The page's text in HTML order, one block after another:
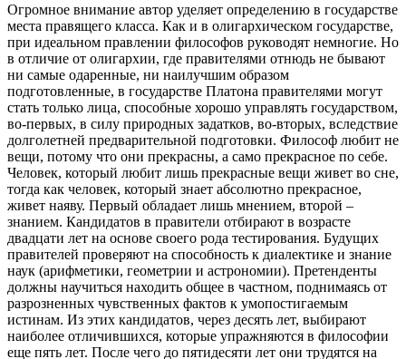
Огромное внимание автор уделяет определению в государстве
места правящего класса. Как и в олигархическом государстве,
при идеальном правлении философов руководят немногие. Но
в отличие от олигархии, где правителями отнюдь не бывают
ни самые одаренные, ни наилучшим образом
подготовленные, в государстве Платона правителями могут
стать только лица, способные хорошо управлять государством,
во-первых, в силу природных задатков, во-вторых, вследствие
долголетней предварительной подготовки. Философ любит не
вещи, потому что они прекрасны, а само прекрасное по себе.
Человек, который любит лишь прекрасные вещи живет во сне,
тогда как человек, который знает абсолютно прекрасное,
живет наяву. Первый обладает лишь мнением, второй –
знанием. Кандидатов в правители отбирают в возрасте
двадцати лет на основе своего рода тестирования. Будущих
правителей проверяют на способность к диалектике и знание
наук (арифметики, геометрии и астрономии). Претенденты
должны научиться находить общее в частном, поднимаясь от
разрозненных чувственных фактов к умопостигаемым
истинам. Из этих кандидатов, через десять лет, выбирают
наиболее отличившихся, которые упражняются в философии
еще пять лет. После чего до пятидесяти лет они трудятся на